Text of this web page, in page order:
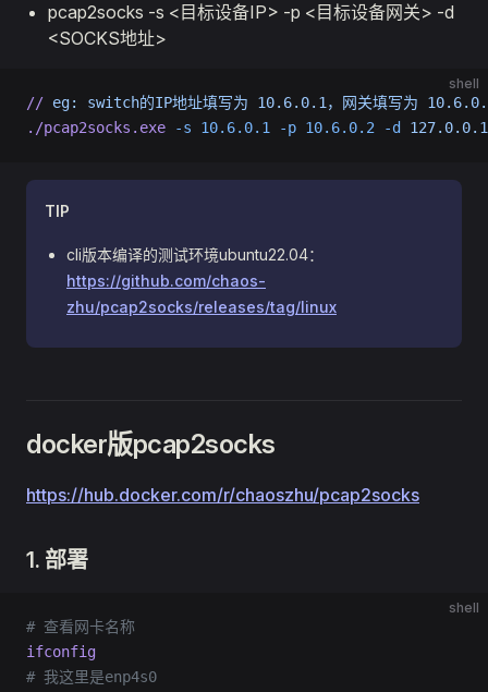
pcap2socks -s <目标设备IP> -p <目标设备网关> -d
<SOCKS地址>
shell
// eg: switch的IP地址填写为 10.6.0.1，网关填写为 10.6.0.2
./pcap2socks.exe -s 10.6.0.1 -p 10.6.0.2 -d
TIP
cli版本编译的测试环境ubuntu22.04：
https://github.com/chaos-
zhu/pcap2socks/releases/tag/linux
docker版pcap2socks
https://hub.docker.com/r/chaoszhu/pcap2socks
1. 部署
shell
# 查看网卡名称
ifconfig
# 我这里是enp4s0